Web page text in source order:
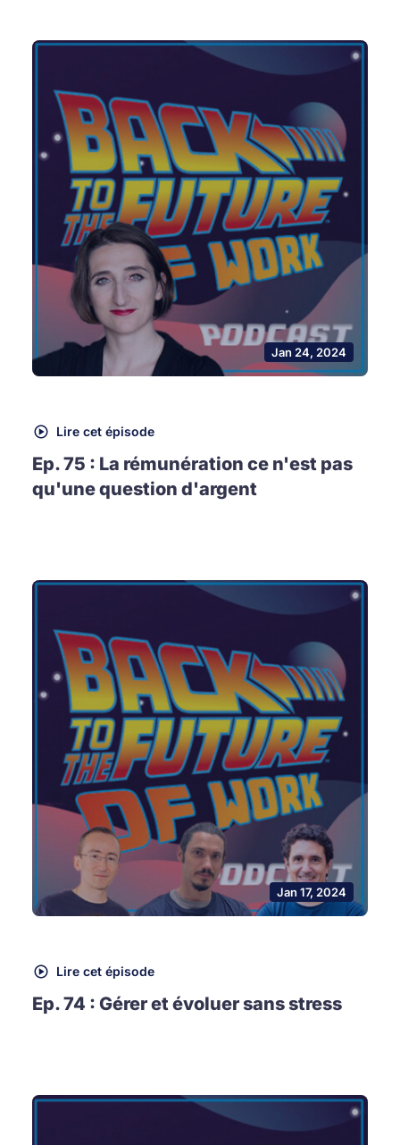
Jan 24, 2024
Lire cet épisode
Ep. 75 : La rémunération ce n'est pas
qu'une question d'argent
Jan 17, 2024
Lire cet épisode
Ep. 74 : Gérer et évoluer sans stress